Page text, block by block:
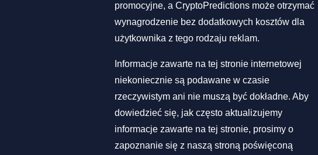
promocyjne, a CryptoPredictions może otrzymać
wynagrodzenie bez dodatkowych kosztów dla
użytkownika z tego rodzaju reklam.
Informacje zawarte na tej stronie internetowej
niekoniecznie są podawane w czasie
rzeczywistym ani nie muszą być dokładne. Aby
dowiedzieć się, jak często aktualizujemy
informacje zawarte na tej stronie, prosimy o
zapoznanie się z naszą stroną poświęconą